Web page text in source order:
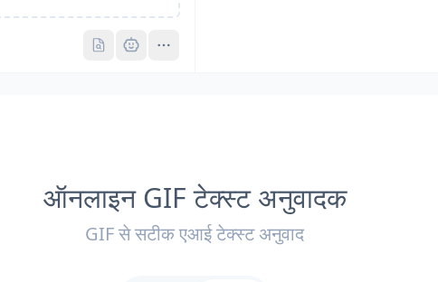
ऑनलाइन GIF टेक्स्ट अनुवादक
GIF से सटीक एआई टेक्स्ट अनुवाद